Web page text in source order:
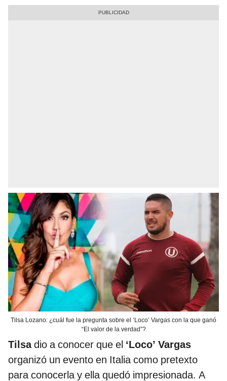
Tilsa Lozano: ¿cuál fue la pregunta sobre el ‘Loco’ Vargas con la que ganó
“El valor de la verdad”?
Tilsadio a conocer que el ‘Loco’ Vargas
organizó un evento en Italia como pretexto
para conocerla y ella quedó impresionada. A